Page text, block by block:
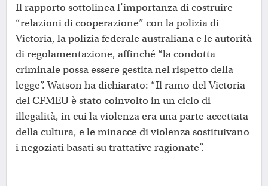
Il rapporto sottolinea l’importanza di costruire
“relazioni di cooperazione” con la polizia di
Victoria, la polizia federale australiana e le autorità
di regolamentazione, affinché “la condotta
criminale possa essere gestita nel rispetto della
legge”. Watson ha dichiarato: “Il ramo del Victoria
del CFMEU è stato coinvolto in un ciclo di
illegalità, in cui la violenza era una parte accettata
della cultura, e le minacce di violenza sostituivano
i negoziati basati su trattative ragionate”.